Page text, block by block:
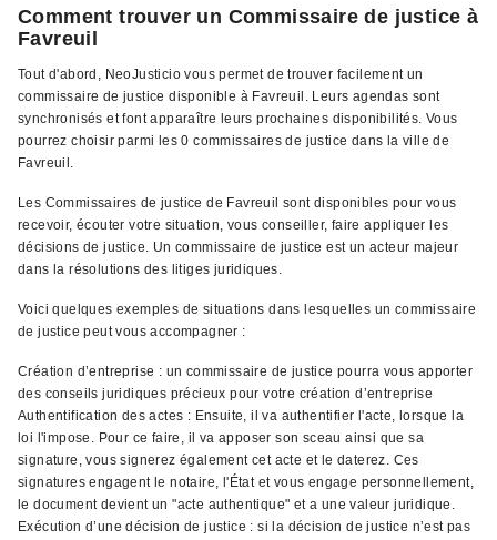
Comment trouver un Commissaire de justice à
Favreuil
Tout d'abord, NeoJusticio vous permet de trouver facilement un
commissaire de justice disponible à Favreuil. Leurs agendas sont
synchronisés et font apparaître leurs prochaines disponibilités. Vous
pourrez choisir parmi les 0 commissaires de justice dans la ville de
Favreuil.
Les Commissaires de justice de Favreuil sont disponibles pour vous
recevoir, écouter votre situation, vous conseiller, faire appliquer les
décisions de justice. Un commissaire de justice est un acteur majeur
dans la résolutions des litiges juridiques.
Voici quelques exemples de situations dans lesquelles un commissaire
de justice peut vous accompagner :
Création d’entreprise : un commissaire de justice pourra vous apporter
des conseils juridiques précieux pour votre création d’entreprise
Authentification des actes : Ensuite, il va authentifier l'acte, lorsque la
loi l'impose. Pour ce faire, il va apposer son sceau ainsi que sa
signature, vous signerez également cet acte et le daterez. Ces
signatures engagent le notaire, l'État et vous engage personnellement,
le document devient un "acte authentique" et a une valeur juridique.
Exécution d’une décision de justice : si la décision de justice n’est pas